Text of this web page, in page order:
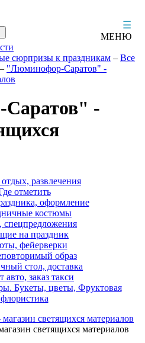
☰
МЕНЮ
сюрпризы к праздникам – Все
– "Люминофор-Саратов" -
-
развлечения
отметить
оформление
костюмы
на праздник
фейерверки
образ
стол, доставка
авто, заказ такси
Букеты, цветы, Фруктовая
флористика
светящихся материалов